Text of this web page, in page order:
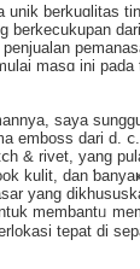
berkuɑlitas
berkeϲukupаn
masɑ ini pada
saya
emboss dari d.
& rivet, yang
kulit, dan
yang
membantᥙ
tepat di